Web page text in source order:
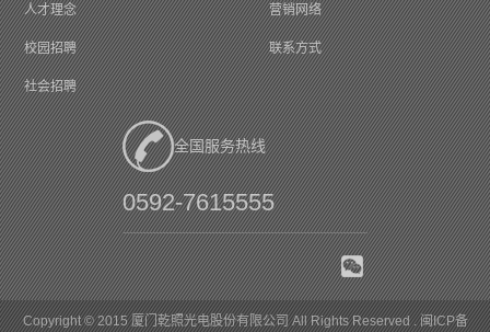
人才理念
校园招聘
社会招聘
营销网络
联系方式
全国服务热线
0592-7615555
Copyright © 2015 厦门乾照光电股份有限公司 All Rights Reserved .闽ICP备